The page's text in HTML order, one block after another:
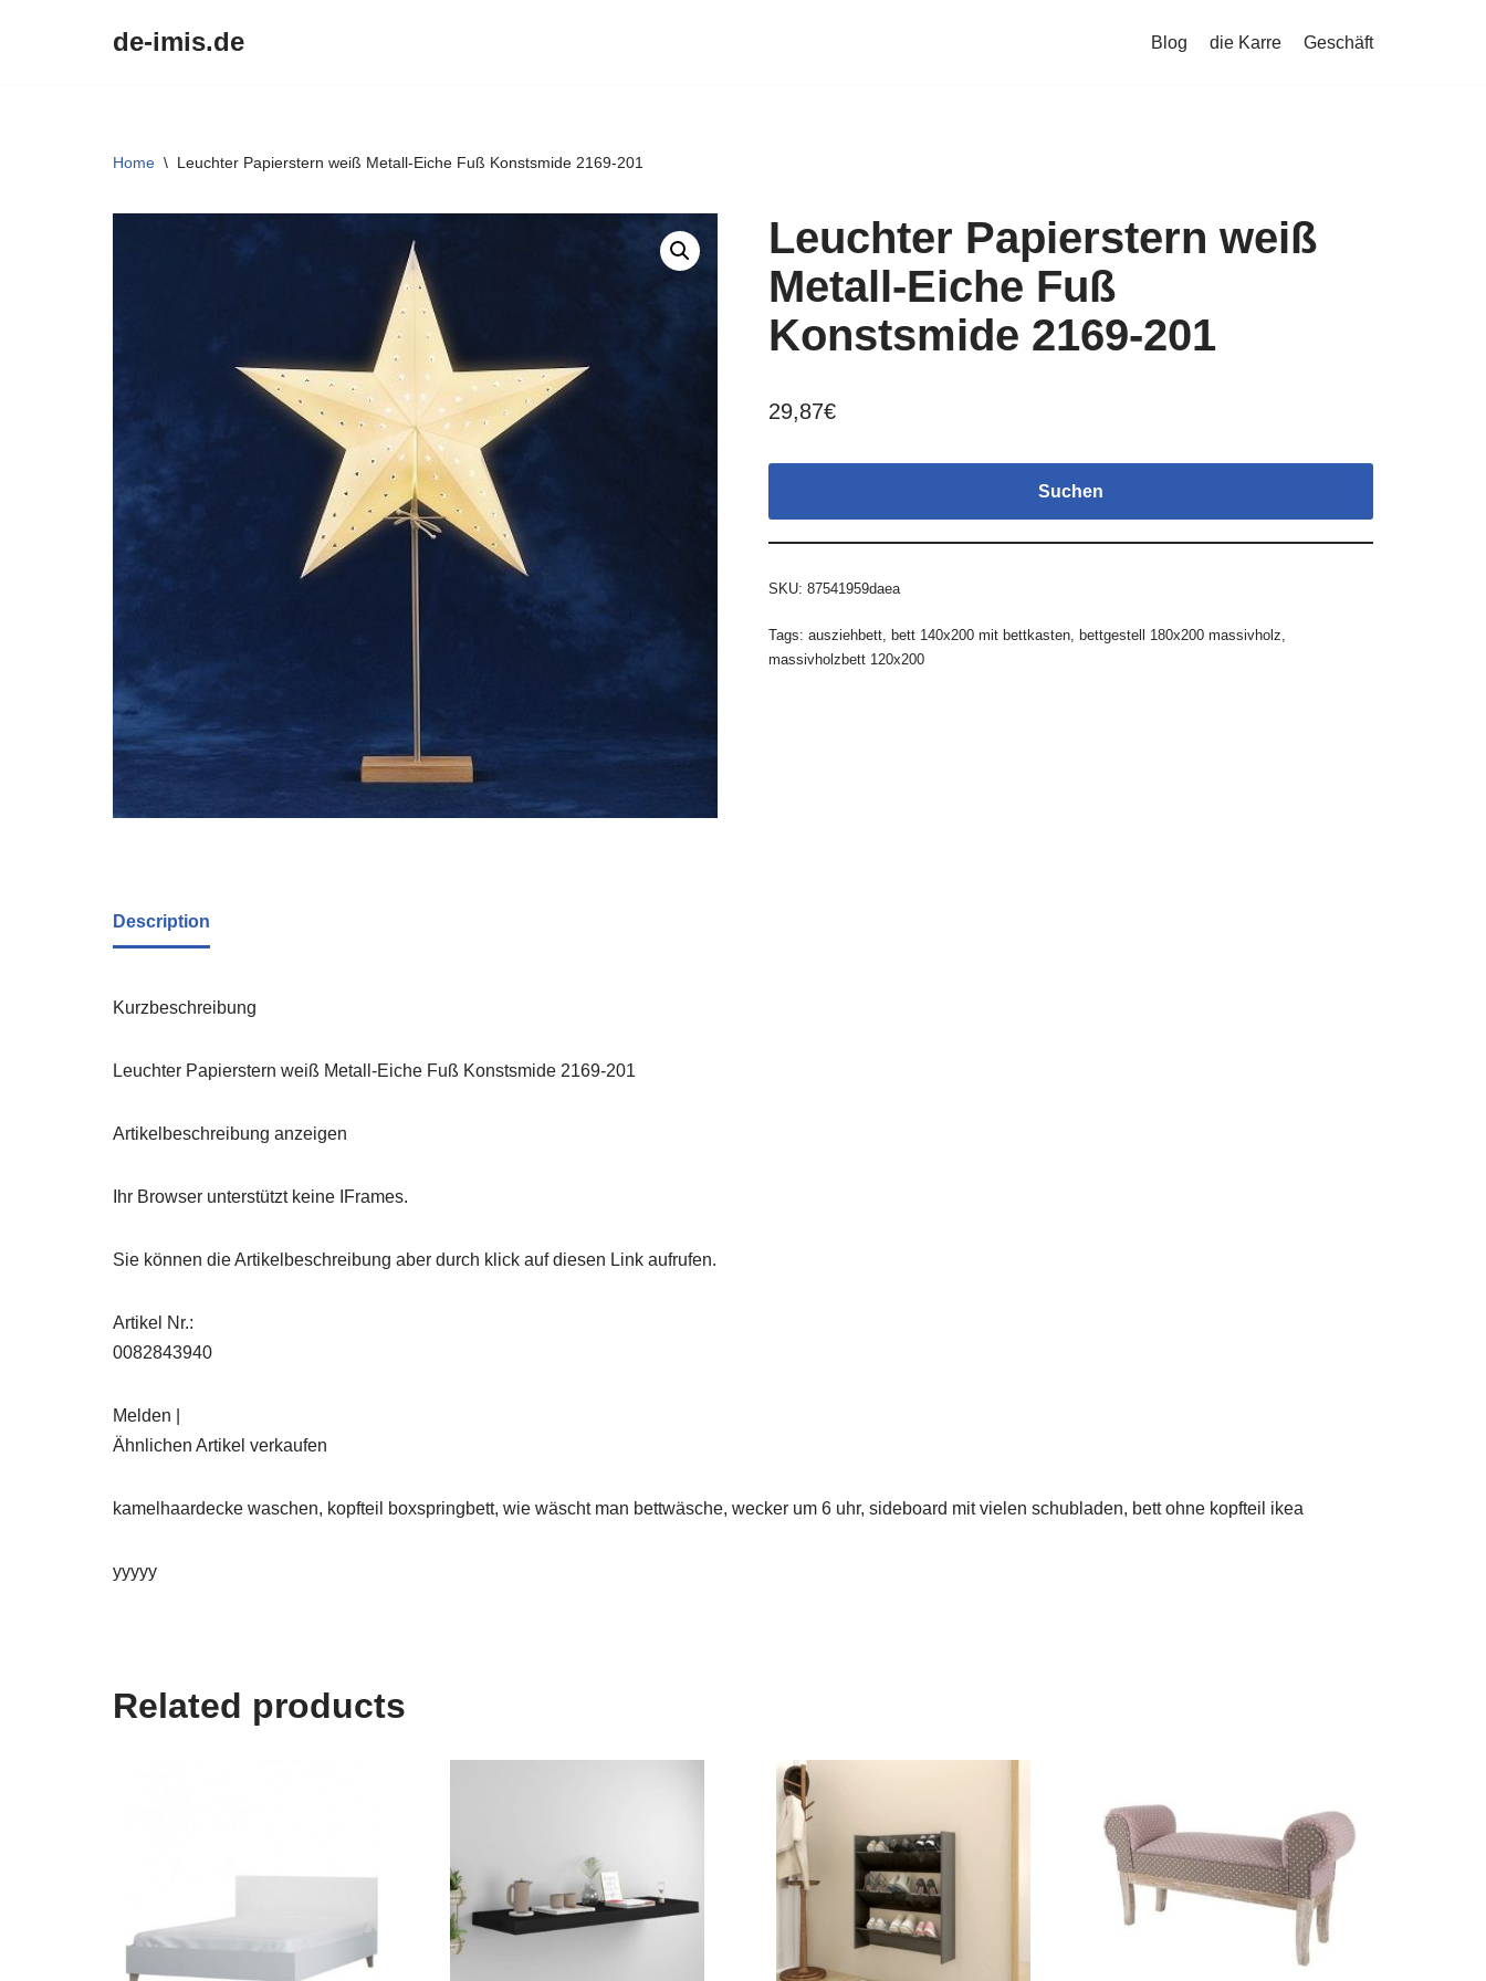
de-imis.de Blog die Karre Geschäft
Home \ Leuchter Papierstern weiß Metall-Eiche Fuß Konstsmide 2169-201
Leuchter Papierstern weiß
Metall-Eiche Fuß
Konstsmide 2169-201
29,87€
Suchen
SKU: 87541959daea
Tags: ausziehbett, bett 140x200 mit bettkasten, bettgestell 180x200 massivholz,
massivholzbett 120x200
Description
Kurzbeschreibung
Leuchter Papierstern weiß Metall-Eiche Fuß Konstsmide 2169-201
Artikelbeschreibung anzeigen
Ihr Browser unterstützt keine IFrames.
Sie können die Artikelbeschreibung aber durch klick auf diesen Link aufrufen.
Artikel Nr.:
0082843940
Melden |
Ähnlichen Artikel verkaufen
kamelhaardecke waschen, kopfteil boxspringbett, wie wäscht man bettwäsche, wecker um 6 uhr, sideboard mit vielen schubladen, bett ohne kopfteil ikea
yyyyy
Related products